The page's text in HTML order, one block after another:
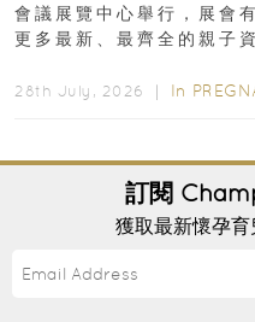
會議展覽中心舉行，展會
更多最新、最齊全的親子
28th July, 2026 ｜ In
訂閱
獲取最新懷孕